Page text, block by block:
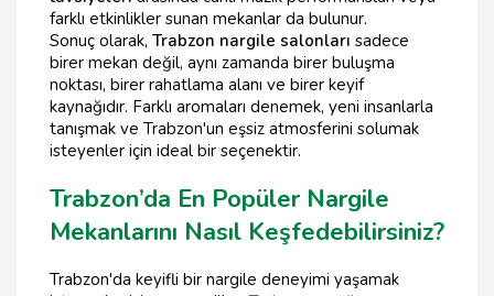
farklı etkinlikler sunan mekanlar da bulunur.
Sonuç olarak, Trabzon nargile salonları sadece
birer mekan değil, aynı zamanda birer buluşma
noktası, birer rahatlama alanı ve birer keyif
kaynağıdır. Farklı aromaları denemek, yeni insanlarla
tanışmak ve Trabzon'un eşsiz atmosferini solumak
isteyenler için ideal bir seçenektir.
Trabzon’da En Popüler Nargile
Mekanlarını Nasıl Keşfedebilirsiniz?
Trabzon'da keyifli bir nargile deneyimi yaşamak